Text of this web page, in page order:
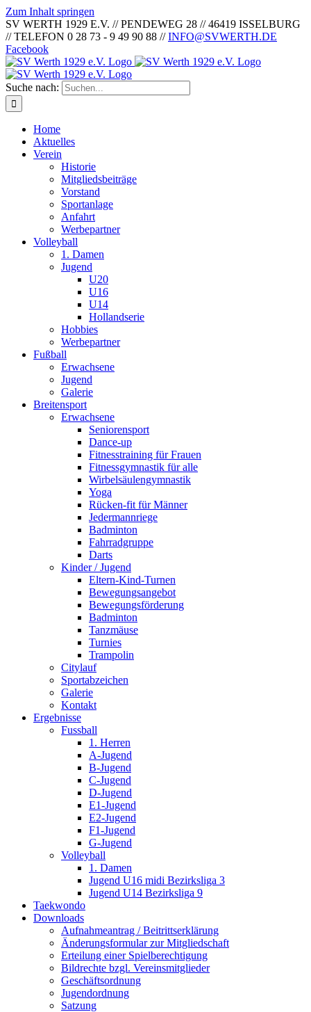
Zum Inhalt springen
SV WERTH 1929 E.V. // PENDEWEG 28 // 46419 ISSELBURG
// TELEFON 0 28 73 - 9 49 90 88 //INFO@SVWERTH.DE
Facebook
Suche nach:
Home
Aktuelles
Verein
Historie
Mitgliedsbeiträge
Vorstand
Sportanlage
Anfahrt
Werbepartner
Volleyball
1. Damen
Jugend
U20
U16
U14
Hollandserie
Hobbies
Werbepartner
Fußball
Erwachsene
Jugend
Galerie
Breitensport
Erwachsene
Seniorensport
Dance-up
Fitnesstraining für Frauen
Fitnessgymnastik für alle
Wirbelsäulengymnastik
Yoga
Rücken-fit für Männer
Jedermannriege
Badminton
Fahrradgruppe
Darts
Kinder / Jugend
Eltern-Kind-Turnen
Bewegungsangebot
Bewegungsförderung
Badminton
Tanzmäuse
Turnies
Trampolin
Citylauf
Sportabzeichen
Galerie
Kontakt
Ergebnisse
Fussball
1. Herren
A-Jugend
B-Jugend
C-Jugend
D-Jugend
E1-Jugend
E2-Jugend
F1-Jugend
G-Jugend
Volleyball
1. Damen
Jugend U16 midi Bezirksliga 3
Jugend U14 Bezirksliga 9
Taekwondo
Downloads
Aufnahmeantrag / Beitrittserklärung
Änderungsformular zur Mitgliedschaft
Erteilung einer Spielberechtigung
Bildrechte bzgl. Vereinsmitglieder
Geschäftsordnung
Jugendordnung
Satzung